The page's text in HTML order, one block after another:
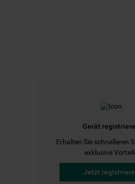
Gerät
Erhalten Sie schnelleren
exklusive
Jetzt